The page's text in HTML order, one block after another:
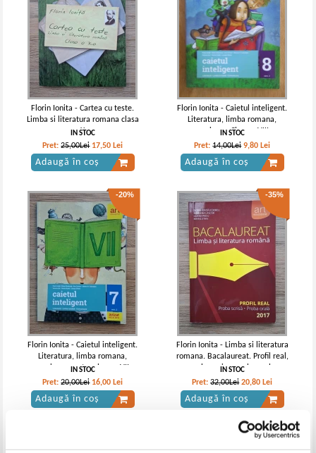
Florin Ionita - Cartea cu teste.
Limba si literatura romana clasa
a X-a
IN STOC
Pret:25,00Lei 17,50 Lei
Adaugă în coș
Florin Ionita - Caietul inteligent.
Literatura, limba romana,
comunicare. Clasa a VIII-a,
semestrul 2
IN STOC
Pret:14,00Lei 9,80 Lei
Adaugă în coș
-20%
Florin Ionita - Caietul inteligent.
Literatura, limba romana,
comunicare pentru clasa a VII-a,
semestrul 2
IN STOC
Pret:20,00Lei 16,00 Lei
Adaugă în coș
-35%
Florin Ionita - Limba si literatura
romana. Bacalaureat. Profil real,
proba scrisa, proba orala
IN STOC
Pret:32,00Lei 20,80 Lei
Adaugă în coș
-35%